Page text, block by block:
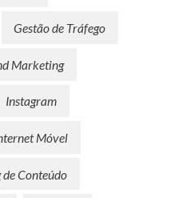
Gestão de Tráfego
Marketing
Instagram
Móvel
Conteúdo